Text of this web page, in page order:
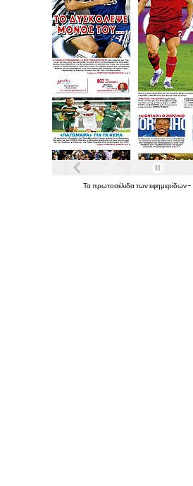
Ταπρωτοσέλιδατωνεφημερίδων-